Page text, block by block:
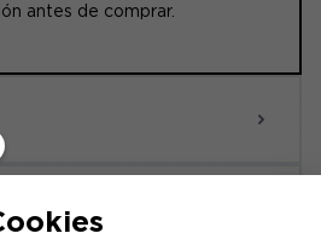
antes de comprar.